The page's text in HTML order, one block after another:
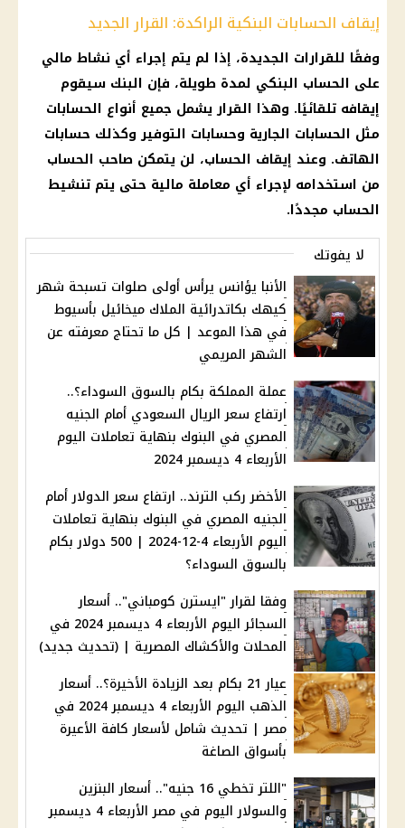
إيقاف الحسابات البنكية الراكدة: القرار الجديد
وفقًا للقرارات الجديدة، إذا لم يتم إجراء أي نشاط مالي
على الحساب البنكي لمدة طويلة، فإن البنك سيقوم
إيقافه تلقائيًا. وهذا القرار يشمل جميع أنواع الحسابات
مثل الحسابات الجارية وحسابات التوفير وكذلك حسابات
الهاتف. وعند إيقاف الحساب، لن يتمكن صاحب الحساب
من استخدامه لإجراء أي معاملة مالية حتى يتم تنشيط
الحساب مجددًا.
لا يفوتك
الأنبا يؤانس يرأس أولى صلوات تسبحة شهر
كيهك بكاتدرائية الملاك ميخائيل بأسيوط
في هذا الموعد | كل ما تحتاج معرفته عن
الشهر المريمي
عملة المملكة بكام بالسوق السوداء؟..
ارتفاع سعر الريال السعودي أمام الجنيه
المصري في البنوك بنهاية تعاملات اليوم
الأربعاء 4 ديسمبر 2024
الأخضر ركب الترند.. ارتفاع سعر الدولار أمام
الجنيه المصري في البنوك بنهاية تعاملات
اليوم الأربعاء 4-12-2024 | 500 دولار بكام
بالسوق السوداء؟
وفقا لقرار "ايسترن كومباني".. أسعار
السجائر اليوم الأربعاء 4 ديسمبر 2024 في
المحلات والأكشاك المصرية | (تحديث جديد)
عيار 21 بكام بعد الزيادة الأخيرة؟.. أسعار
الذهب اليوم الأربعاء 4 ديسمبر 2024 في
مصر | تحديث شامل لأسعار كافة الأعيرة
بأسواق الصاغة
"اللتر تخطي 16 جنيه".. أسعار البنزين
والسولار اليوم في مصر الأربعاء 4 ديسمبر